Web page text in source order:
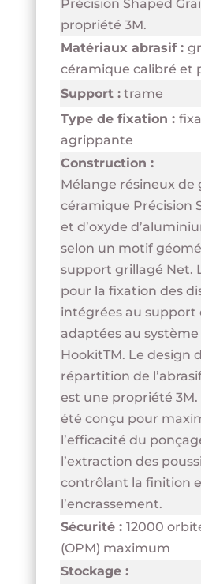
Précision Shaped
propriété 3M.
Matériaux abrasif :
céramique calibré et
Support :trame
Type de fixation :
agrippante
Construction :
Mélange résineux de
céramique Précision
et d’oxyde
selon un motif
support grillagé Net.
pour la fixation des
intégrées au support
adaptées au système
HookitTM. Le design
répartition de
est une propriété 3M.
été conçu pour
l’efficacité du
l’extraction des
contrôlant la finition
l’encrassement.
Sécurité : 12000
(OPM) maximum
Stockage :